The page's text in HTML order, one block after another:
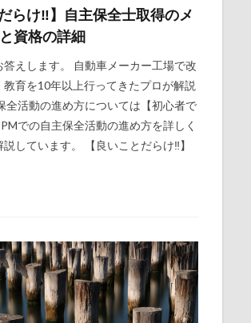
らけ‼】自主保全士取得のメ
資格の詳細
答えします。 自動車メーカー工場で改
育を10年以上行ってきたプロが解説
全活動の進め方については【初心者で
での自主保全活動の進め方を詳しく
しています。 【良いことだらけ‼】